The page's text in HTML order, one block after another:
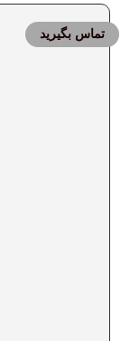
تماس بگیرید